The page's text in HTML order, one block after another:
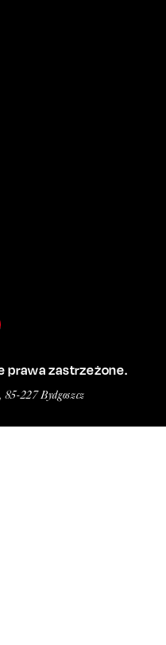
prawa zastrzeżone.
227 Bydgoszcz